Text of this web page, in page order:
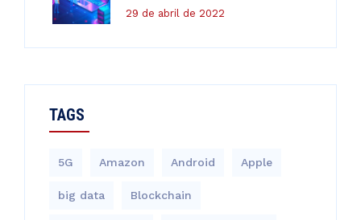
29 de abril de 2022
TAGS
5G Amazon Android Apple
big data Blockchain